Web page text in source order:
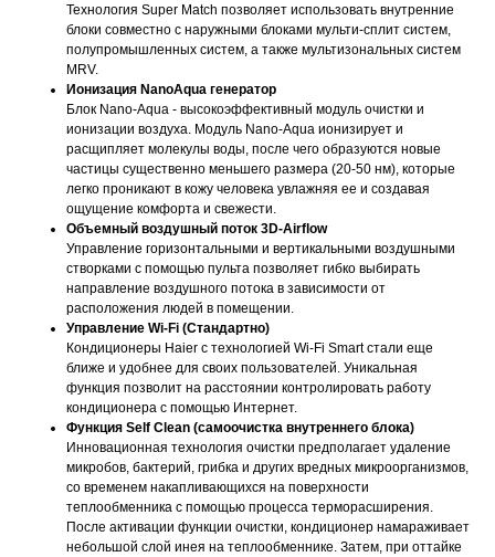
Технология Super Match позволяет использовать внутренние
блоки совместно с наружными блоками мульти-сплит систем,
полупромышленных систем, а также мультизональных систем
MRV.
Ионизация NanoAqua генератор
Блок Nano-Aqua - высокоэффективный модуль очистки и
ионизации воздуха. Модуль Nano-Aqua ионизирует и
расщипляет молекулы воды, после чего образуются новые
частицы существенно меньшего размера (20-50 нм), которые
легко проникают в кожу человека увлажняя ее и создавая
ощущение комфорта и свежести.
Объемный воздушный поток 3D-Airflow
Управление горизонтальными и вертикальными воздушными
створками с помощью пульта позволяет гибко выбирать
направление воздушного потока в зависимости от
расположения людей в помещении.
Управление Wi-Fi (Стандартно)
Кондиционеры Haier с технологией Wi-Fi Smart стали еще
ближе и удобнее для своих пользователей. Уникальная
функция позволит на расстоянии контролировать работу
кондиционера с помощью Интернет.
Функция Self Clean (самоочистка внутреннего блока)
Инновационная технология очистки предполагает удаление
микробов, бактерий, грибка и других вредных микроорганизмов,
со временем накапливающихся на поверхности
теплообменника с помощью процесса терморасширения.
После активации функции очистки, кондиционер намараживает
небольшой слой инея на теплообменнике. Затем, при оттайке